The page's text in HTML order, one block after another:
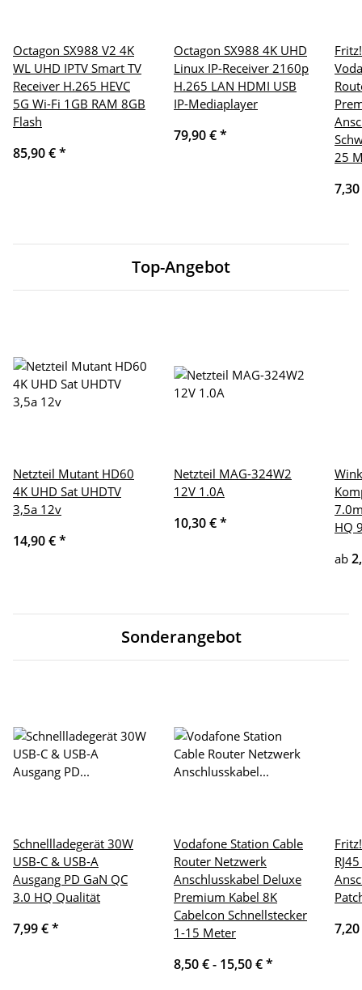
Octagon SX988 V2 4K
WL UHD IPTV Smart TV
Receiver H.265 HEVC
5G Wi-Fi 1GB RAM 8GB
Flash
85,90 €*
Octagon SX988 4K UHD
Linux IP-Receiver 2160p
H.265 LAN HDMI USB
IP-Mediaplayer
79,90 €*
25
Top-Angebot
Netzteil Mutant HD60
4K UHD Sat UHDTV
3,5a 12v
14,90 €*
Netzteil MAG-324W2
12V 1.0A
10,30 €*
HQ
ab
Sonderangebot
Schnellladegerät 30W
USB-C & USB-A
Ausgang PD GaN QC
3.0 HQ Qualität
7,99 €*
Vodafone Station Cable
Router Netzwerk
Anschlusskabel Deluxe
Premium Kabel 8K
Cabelcon Schnellstecker
1-15 Meter
8,50 € - 15,50 €*